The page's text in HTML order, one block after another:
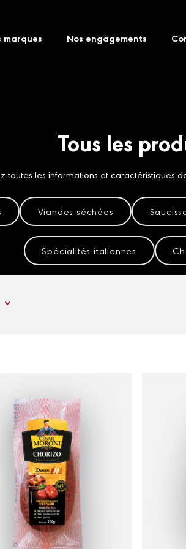
marques Nos engagements
Tous les
toutes les informations et caractéristiques
Viandes séchées
Spécialités italiennes